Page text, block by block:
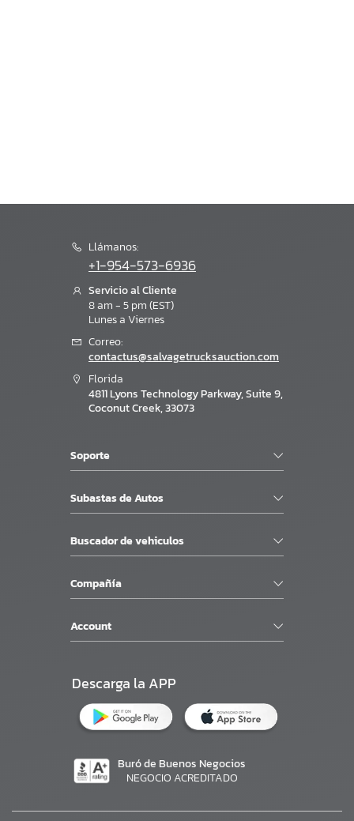
Llámanos:
+1-954-573-6936
Servicio al Cliente
8 am - 5 pm (EST)
Lunes a Viernes
Correo:
contactus@salvagetrucksauction.com
Florida
4811 Lyons Technology Parkway, Suite 9,
Coconut Creek, 33073
Soporte
Subastas de Autos
Buscador de vehiculos
Compañía
Account
Descarga la APP
Buró de Buenos Negocios
NEGOCIO ACREDITADO